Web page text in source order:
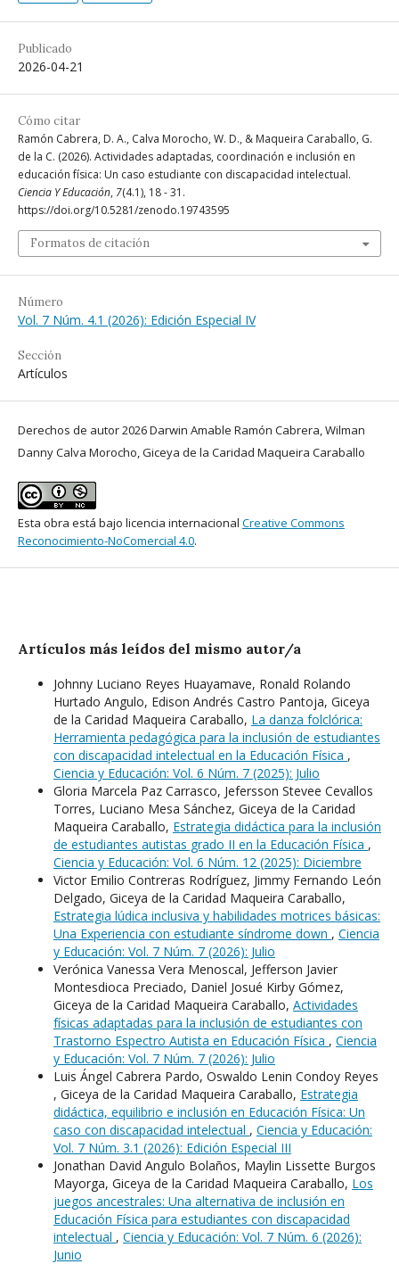
Publicado
2026-04-21
Cómo citar
Ramón Cabrera, D. A., Calva Morocho, W. D., & Maqueira Caraballo, G.
de la C. (2026). Actividades adaptadas, coordinación e inclusión en
educación física: Un caso estudiante con discapacidad intelectual.
Ciencia Y Educación, 7(4.1), 18 - 31.
https://doi.org/10.5281/zenodo.19743595
Formatos de citación
Número
Vol. 7 Núm. 4.1 (2026): Edición Especial IV
Sección
Artículos
Derechos de autor 2026 Darwin Amable Ramón Cabrera, Wilman
Danny Calva Morocho, Giceya de la Caridad Maqueira Caraballo
Esta obra está bajo licencia internacional Creative Commons
Reconocimiento-NoComercial 4.0.
Artículos más leídos del mismo autor/a
Johnny Luciano Reyes Huayamave, Ronald Rolando
Hurtado Angulo, Edison Andrés Castro Pantoja, Giceya
de la Caridad Maqueira Caraballo, La danza folclórica:
Herramienta pedagógica para la inclusión de estudiantes
con discapacidad intelectual en la Educación Física ,
Ciencia y Educación: Vol. 6 Núm. 7 (2025): Julio
Gloria Marcela Paz Carrasco, Jefersson Stevee Cevallos
Torres, Luciano Mesa Sánchez, Giceya de la Caridad
Maqueira Caraballo, Estrategia didáctica para la inclusión
de estudiantes autistas grado II en la Educación Física ,
Ciencia y Educación: Vol. 6 Núm. 12 (2025): Diciembre
Victor Emilio Contreras Rodríguez, Jimmy Fernando León
Delgado, Giceya de la Caridad Maqueira Caraballo,
Estrategia lúdica inclusiva y habilidades motrices básicas:
Una Experiencia con estudiante síndrome down , Ciencia
y Educación: Vol. 7 Núm. 7 (2026): Julio
Verónica Vanessa Vera Menoscal, Jefferson Javier
Montesdioca Preciado, Daniel Josué Kirby Gómez,
Giceya de la Caridad Maqueira Caraballo, Actividades
físicas adaptadas para la inclusión de estudiantes con
Trastorno Espectro Autista en Educación Física , Ciencia
y Educación: Vol. 7 Núm. 7 (2026): Julio
Luis Ángel Cabrera Pardo, Oswaldo Lenin Condoy Reyes
, Giceya de la Caridad Maqueira Caraballo, Estrategia
didáctica, equilibrio e inclusión en Educación Física: Un
caso con discapacidad intelectual , Ciencia y Educación:
Vol. 7 Núm. 3.1 (2026): Edición Especial III
Jonathan David Angulo Bolaños, Maylin Lissette Burgos
Mayorga, Giceya de la Caridad Maqueira Caraballo, Los
juegos ancestrales: Una alternativa de inclusión en
Educación Física para estudiantes con discapacidad
intelectual , Ciencia y Educación: Vol. 7 Núm. 6 (2026):
Junio